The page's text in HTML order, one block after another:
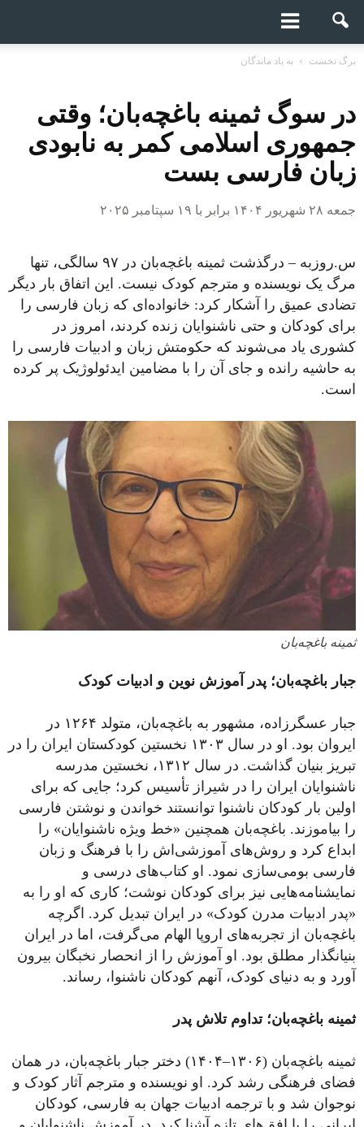
برگ نخست به یاد ماندگان
در سوگ ثمینه باغچه‌بان؛ وقتی
جمهوری اسلامی کمر به نابودی
زبان فارسی بست
جمعه ۲۸ شهریور ۱۴۰۴ برابر با ۱۹ سپتامبر ۲۰۲۵
س.روزبه – درگذشت ثمینه باغچه‌بان در ۹۷ سالگی، تنها
مرگ یک نویسنده و مترجم کودک نیست. این اتفاق بار دیگر
تضادی عمیق را آشکار کرد: خانواده‌ای که زبان فارسی را
برای کودکان و حتی ناشنوایان زنده کردند، امروز در
کشوری یاد می‌شوند که حکومتش زبان و ادبیات فارسی را
به حاشیه رانده و جای آن را با مضامین ایدئولوژیک پر کرده
است.
ثمینه باغچه‌بان
جبار باغچه‌بان؛ پدر آموزش نوین و ادبیات کودک
جبار عسگرزاده، مشهور به باغچه‌بان، متولد ۱۲۶۴ در
ایروان بود.
او در سال ۱۳۰۳ نخستین کودکستان ایران را در
تبریز بنیان گذاشت.
در سال ۱۳۱۲، نخستین مدرسه
ناشنوایان ایران را در شیراز تأسیس کرد؛ جایی که برای
اولین بار کودکان ناشنوا توانستند خواندن و نوشتن فارسی
را بیاموزند. باغچه‌بان همچنین «خط ویژه ناشنوایان» را
ابداع کرد و روش‌های آموزشی‌اش را با فرهنگ و زبان
فارسی بومی‌سازی نمود. او کتاب‌های درسی و
نمایشنامه‌هایی نیز برای کودکان نوشت؛ کاری که او را به
«پدر ادبیات مدرن کودک» در ایران تبدیل کرد. اگرچه
باغچه‌بان از تجربه‌های اروپا الهام می‌گرفت، اما در ایران
بنیانگذار مطلق بود. او آموزش را از انحصار نخبگان بیرون
آورد و به دنیای کودک، آنهم کودکان ناشنوا، رساند.
ثمینه باغچه‌بان؛ تداوم تلاش پدر
ثمینه باغچه‌بان (۱۳۰۶–۱۴۰۴) دختر جبار باغچه‌بان، در همان
فضای فرهنگی رشد کرد. او نویسنده و مترجم آثار کودک و
نوجوان شد و با ترجمه ادبیات جهان به فارسی، کودکان